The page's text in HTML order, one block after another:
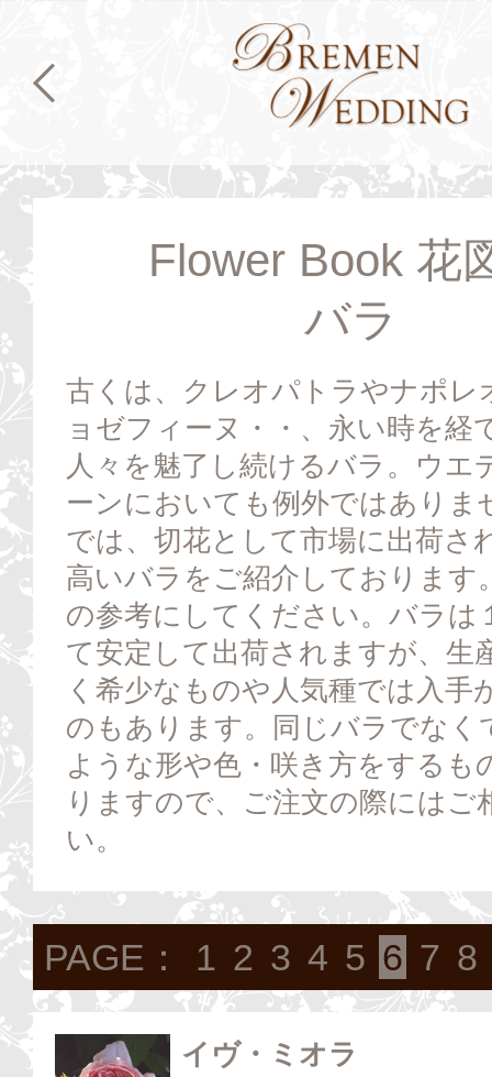
Flower Book 花
バラ
古くは、クレオパトラやナポレ
ョゼフィーヌ・・、永い時を経
人々を魅了し続けるバラ。ウエ
ーンにおいても例外ではありま
では、切花として市場に出荷さ
高いバラをご紹介しております
の参考にしてください。バラは
て安定して出荷されますが、生
く希少なものや人気種では入手
のもあります。同じバラでなく
ような形や色・咲き方をするも
りますので、ご注文の際にはご
い。
PAGE： 1 2 3 4 5 6 7 8
イヴ・ミオラ